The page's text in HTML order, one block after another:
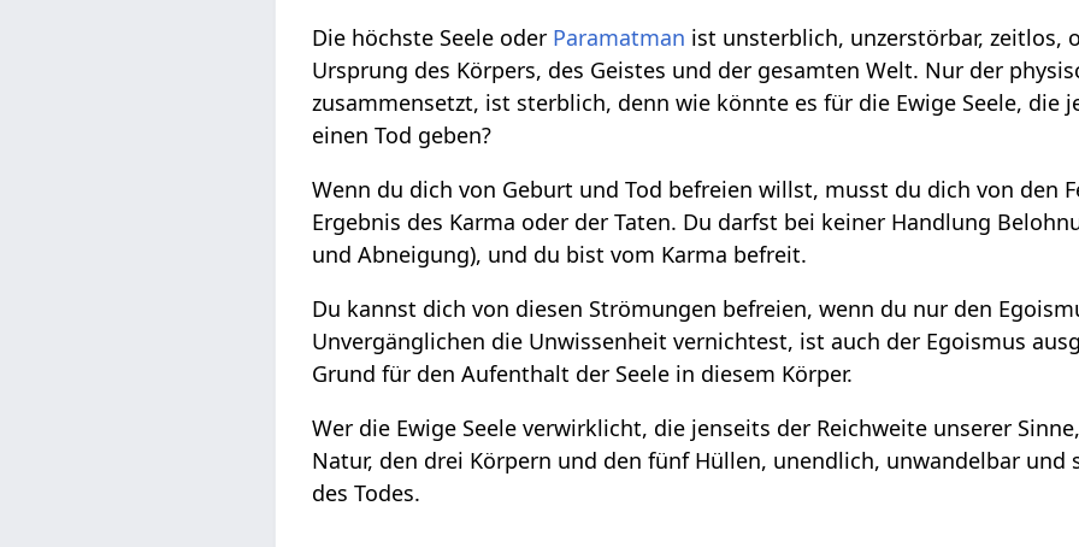
Die höchste Seele oder Paramatman ist unsterblich, unzerstörbar, zeitlos,
Ursprung des Körpers, des Geistes und der gesamten Welt. Nur der
zusammensetzt, ist sterblich, denn wie könnte es für die Ewige Seele, die
einen Tod geben?
Wenn du dich von Geburt und Tod befreien willst, musst du dich von den
Ergebnis des Karma oder der Taten. Du darfst bei keiner Handlung
und Abneigung), und du bist vom Karma befreit.
Du kannst dich von diesen Strömungen befreien, wenn du nur den
Unvergänglichen die Unwissenheit vernichtest, ist auch der Egoismus
Grund für den Aufenthalt der Seele in diesem Körper.
Wer die Ewige Seele verwirklicht, die jenseits der Reichweite unserer
Natur, den drei Körpern und den fünf Hüllen, unendlich, unwandelbar
des Todes.